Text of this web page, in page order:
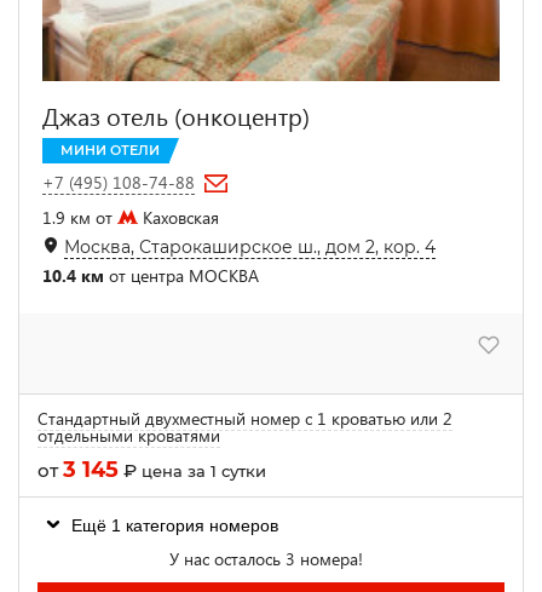
Джаз отель (онкоцентр)
МИНИ ОТЕЛИ
+7 (495) 108-74-88
1.9 км от
Каховская
Москва, Старокаширское ш., дом 2, кор. 4
10.4 км от центра МОСКВА
Стандартный двухместный номер с 1 кроватью или 2
отдельными кроватями
от3 145 ₽ цена за 1 сутки
Ещё 1 категория номеров
У нас осталось 3 номера!